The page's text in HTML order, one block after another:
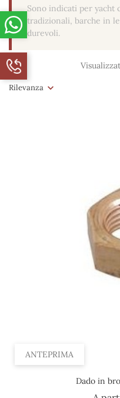
Sono indicati per yacht
tradizionali, barche in
durevoli.
Rilevanza
ANTEPRIMA
Dado in